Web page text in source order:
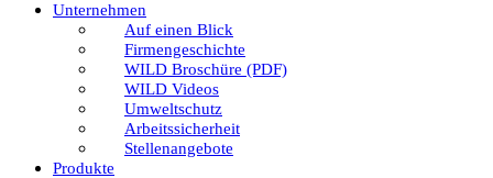
Unternehmen
Auf einen Blick
Firmengeschichte
WILD Broschüre (PDF)
WILD Videos
Umweltschutz
Arbeitssicherheit
Stellenangebote
Produkte